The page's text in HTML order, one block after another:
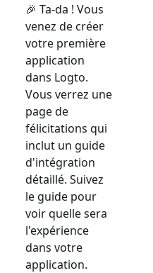
🎉 Ta-da ! Vous
venez de créer
votre première
application
dans Logto.
Vous verrez une
page de
félicitations qui
inclut un guide
d'intégration
détaillé. Suivez
le guide pour
voir quelle sera
l'expérience
dans votre
application.